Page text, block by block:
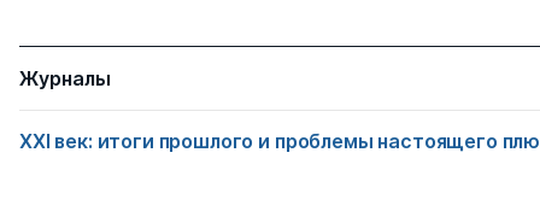
Журналы
XXI век: итоги прошлого и проблемы настоящего